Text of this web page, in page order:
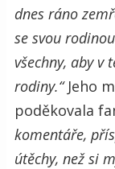
dnes ráno
se svou
všechny, aby v
rodiny.“Jeho
poděkovala
komentáře,
útěchy, než si